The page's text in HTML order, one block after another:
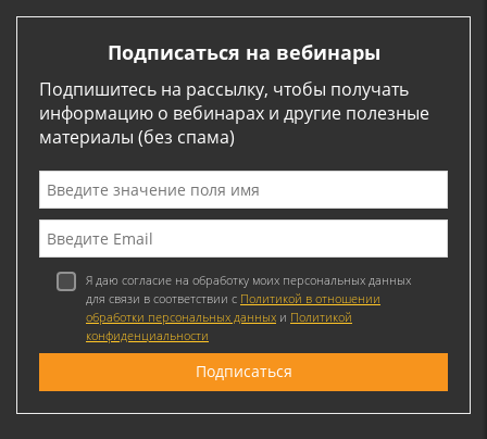
Подписаться на вебинары
Подпишитесь на рассылку, чтобы получать
информацию о вебинарах и другие полезные
материалы (без спама)
Я даю согласие на обработку моих персональных данных
для связи в соответствии с Политикой в отношении
обработки персональных данных и Политикой
конфиденциальности